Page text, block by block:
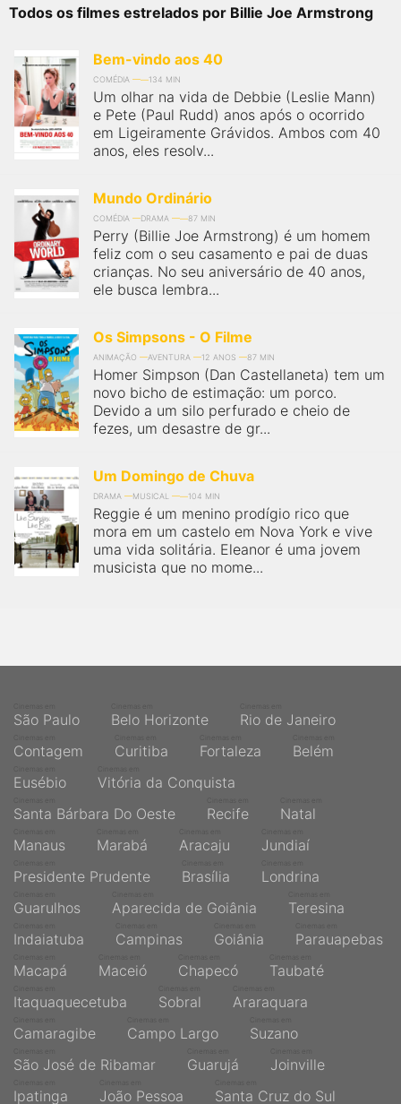
Todos os filmes estrelados por Billie Joe Armstrong
Bem-vindo aos 40
COMÉDIA 134 MIN
Um olhar na vida de Debbie (Leslie Mann)
e Pete (Paul Rudd) anos após o ocorrido
em Ligeiramente Grávidos. Ambos com 40
anos, eles resolv...
Mundo Ordinário
COMÉDIA DRAMA 87 MIN
Perry (Billie Joe Armstrong) é um homem
feliz com o seu casamento e pai de duas
crianças. No seu aniversário de 40 anos,
ele busca lembra...
Os Simpsons - O Filme
ANIMAÇÃO AVENTURA 12 ANOS 87 MIN
Homer Simpson (Dan Castellaneta) tem um
novo bicho de estimação: um porco.
Devido a um silo perfurado e cheio de
fezes, um desastre de gr...
Um Domingo de Chuva
DRAMA MUSICAL 104 MIN
Reggie é um menino prodígio rico que
mora em um castelo em Nova York e vive
uma vida solitária. Eleanor é uma jovem
musicista que no mome...
São Paulo Belo Horizonte Rio de Janeiro
Contagem Curitiba Fortaleza Belém
Eusébio Vitória da Conquista
Santa Bárbara Do Oeste Recife Natal
Manaus Marabá Aracaju Jundiaí
Presidente Prudente Brasília Londrina
Guarulhos Aparecida de Goiânia Teresina
Indaiatuba Campinas Goiânia Parauapebas
Macapá Maceió Chapecó Taubaté
Itaquaquecetuba Sobral Araraquara
Camaragibe Campo Largo Suzano
São José de Ribamar Guarujá Joinville
Ipatinga João Pessoa Santa Cruz do Sul